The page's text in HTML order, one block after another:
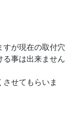
が現在の取付穴
事は出来ません
せてもらいま